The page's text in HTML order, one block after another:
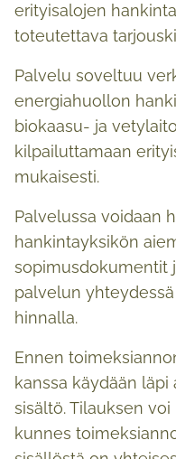
erityisalojen
toteutettava
Palvelu soveltuu
energiahuollon
biokaasu- ja
kilpailuttamaan
mukaisesti.
Palvelussa voidaan
hankintayksikön
sopimusdokumentit
palvelun
hinnalla.
Ennen
kanssa käydään
sisältö. Tilauksen
kunnes